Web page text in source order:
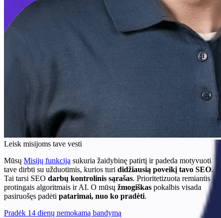
Leisk misijoms tave vesti
Mūsų Misijų funkcija sukuria žaidybinę patirtį ir padeda motyvuoti
tave dirbti su užduotimis, kurios turi didžiausią poveikį tavo SEO.
Tai tarsi SEO darbų kontrolinis sąrašas. Prioritetizuota remiantis
protingais algoritmais ir AI. O mūsų žmogiškas pokalbis visada
pasiruošęs padėti patarimai, nuo ko pradėti.
Pradėk 14 dienų nemokamą bandymą